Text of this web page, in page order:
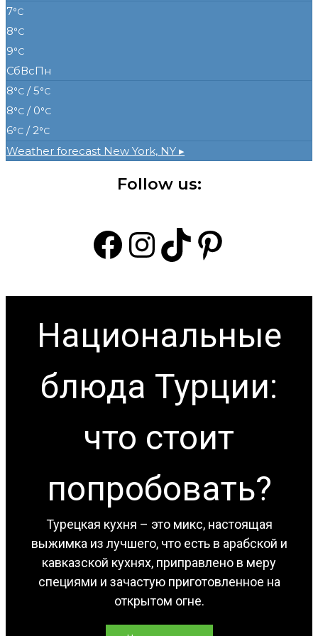
7°C
8°C
9°C
СбВсПн
8°C / 5°C
8°C / 0°C
6°C / 2°C
Weather forecast New York, NY ▸
Follow us:
Facebook
Instagram
TikTok
Национальные
блюда Турции:
что стоит
попробовать?
Турецкая кухня – это микс, настоящая
выжимка из лучшего, что есть в арабской и
кавказской кухнях, приправлено в меру
специями и зачастую приготовленное на
открытом огне.